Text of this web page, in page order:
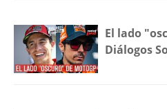
El lado
Diálogos